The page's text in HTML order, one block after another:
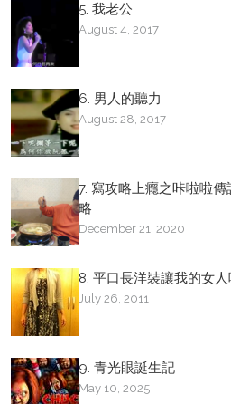
5. 我老公
August 4, 2017
6. 男人的聽力
August 28, 2017
7. 寫攻略上癮之咔啦啦
略
December 21, 2020
8. 平口長洋裝讓我的女
July 26, 2011
9. 青光眼誕生記
May 10, 2025